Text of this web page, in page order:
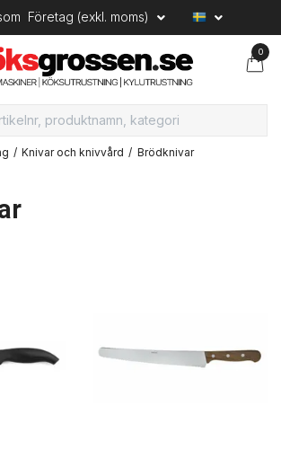
Företag (exkl. moms)
0
Knivar och knivvård Brödknivar